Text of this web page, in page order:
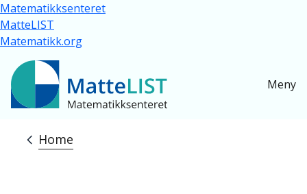
Skip to main content
Matematikksenteret
MatteLIST
Matematikk.org
Meny
Breadcrumb
Home